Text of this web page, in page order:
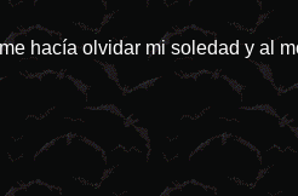
hacía olvidar mi soledad y al